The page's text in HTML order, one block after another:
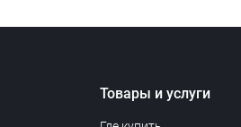
Товары и услуги